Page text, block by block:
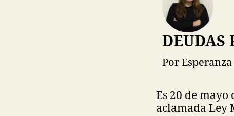
DEUDAS
Por
Es 20 de
aclamada Ley